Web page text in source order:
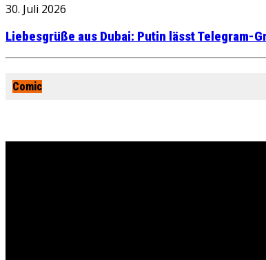
30. Juli 2026
Liebesgrüße aus Dubai: Putin lässt Telegram-
Comic